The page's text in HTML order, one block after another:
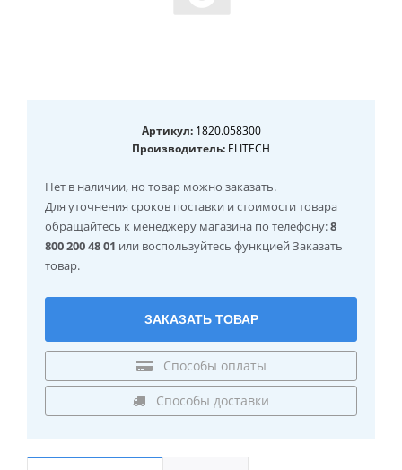
Артикул:1820.058300
Производитель: ELITECH
Нет в наличии, но товар можно заказать.
Для уточнения сроков поставки и стоимости товара
обращайтесь к менеджеру магазина по телефону:8
800 200 48 01 или воспользуйтесь функцией Заказать
товар.
ЗАКАЗАТЬ ТОВАР
Способы оплаты
Способы доставки